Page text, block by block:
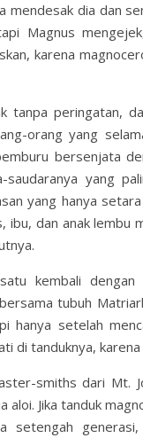
mendesak dia dan
Magnus
karena
tanpa peringatan,
orang yang
bersenjata
yang
yang hanya
dan anak lembu
kembali
tubuh
hanya setelah
di tanduknya,
smiths dari Mt.
Jika tanduk
setengah